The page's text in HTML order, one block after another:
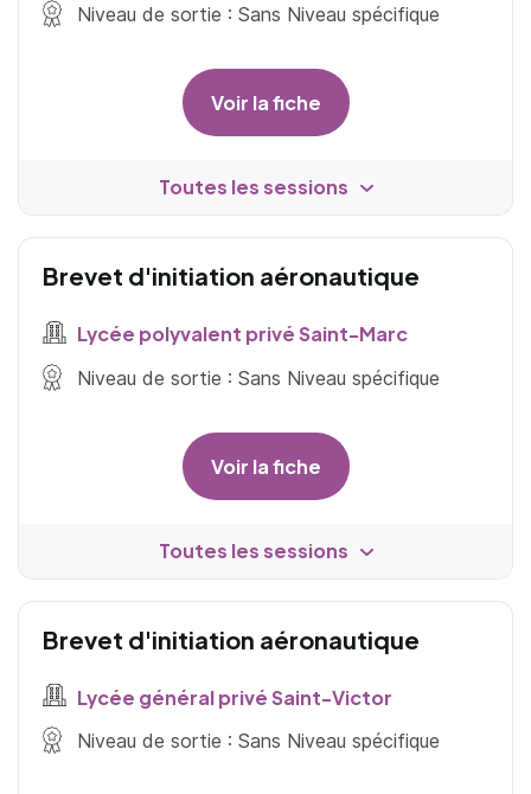
Niveau de sortie : Sans Niveau spécifique
Voir la fiche
Toutes les sessions
Brevet d'initiation aéronautique
Lycée polyvalent privé Saint-Marc
Niveau de sortie : Sans Niveau spécifique
Voir la fiche
Toutes les sessions
Brevet d'initiation aéronautique
Lycée général privé Saint-Victor
Niveau de sortie : Sans Niveau spécifique